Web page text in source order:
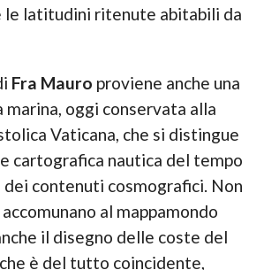
le latitudini ritenute abitabili da
Fra Mauro proviene anche una
marina, oggi conservata alla
Vaticana, che si distingue
cartografica nautica del tempo
dei contenuti cosmografici. Non
al mappamondo
il disegno delle coste del
è del tutto coincidente,